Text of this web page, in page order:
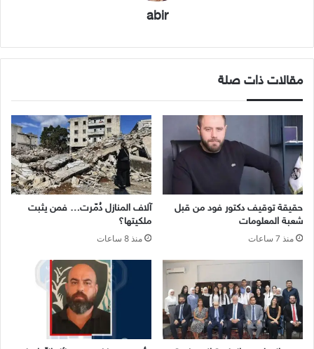
abir
مقالات ذات صلة
حقيقة توقيف دكتور فود من قبل
شعبة المعلومات
منذ 7 ساعات
آلاف المنازل دُمّرت… فمن يثبت
ملكيتها؟
منذ 8 ساعات